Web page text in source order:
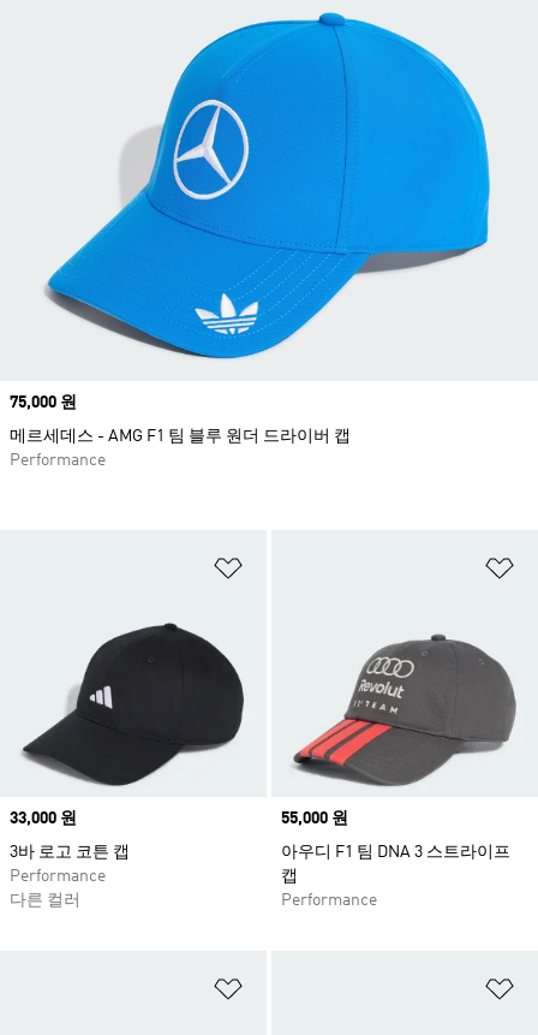
Price
33,000 원
3바 로고 코튼 캡
Performance
다른 컬러
Price
55,000 원
아우디 F1 팀 DNA 3 스트라이프
캡
Performance
Price
75,000 원
메르세데스 - AMG F1 팀 블루 원더 드라이버 캡
Performance